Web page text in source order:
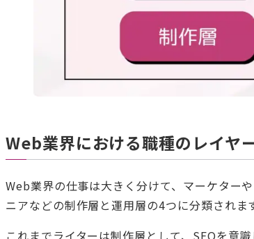
Web業界における職種のレイヤ
Web業界の仕事は大きく分けて、マーケター
ニアなどの制作層と運用層の4つに分類されます
これまでライターは制作層として、SEOを意